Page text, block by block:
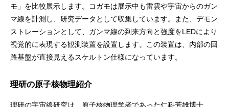
モ」を比較展示します。コガモは展示中も雷雲や宇宙からのガン
マ線を計測し、研究データとして収集しています。また、デモン
ストレーションとして、ガンマ線の到来方向と強度をLEDにより
視覚的に表現する観測装置を設置します。この装置は、内部の回
路基盤が直接見えるスケルトン仕様になっています。
理研の原子核物理紹介
理研の宇宙線研究は、原子核物理学者であった仁科芳雄博士